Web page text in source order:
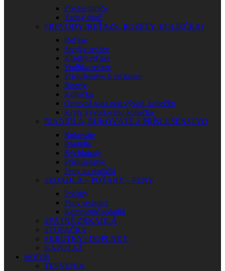
Predné tlmiče
Zadný tlmič
PREVODY (REŤAZE, ROZETY, KOLIEČKA)
Reťaze
Spojky reťaze
Kladky reťaze
Vodítka reťaze
Príslušenstvo k reťaziam
Rozety
Koliečka
Opravná sada pod vývod. koliečko
Kryty vývodového koliečka
RIADIDLÁ, RUKOVÄTE A PRÍSLUŠENSTVO
Rukoväte
Riadidlá
Rýchlopaly
Príslušenstvo
Peny na riadidlá
SEDADLÁ – POŤAHY – PENY
Poťahy
Peny sedadiel
Kompletné sedadlá
SPÄTNÉ ZRKADLÁ
STUPAČKY
SKRUTKY / DOPLNKY
KAPOTÁŽ
MOTOR
TESNENIA